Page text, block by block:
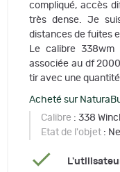
compliqué, accès
très dense. Je
distances de fuites
Le calibre
associée au df
tir avec une
Acheté sur
Calibre : 338
Etat de l'objet :